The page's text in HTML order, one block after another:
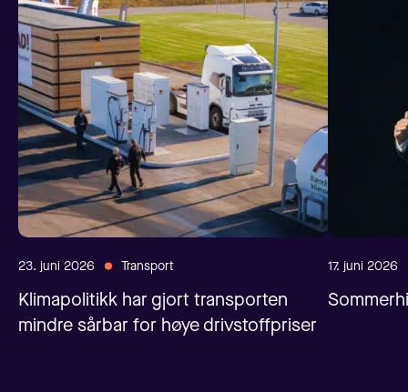
23. juni 2026 Transport
Klimapolitikk har gjort transporten
mindre sårbar for høye drivstoffpriser
17. juni 2026